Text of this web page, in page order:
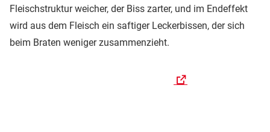
Fleischstruktur weicher, der Biss zarter, und im Endeffekt
wird aus dem Fleisch ein saftiger Leckerbissen, der sich
beim Braten weniger zusammenzieht.